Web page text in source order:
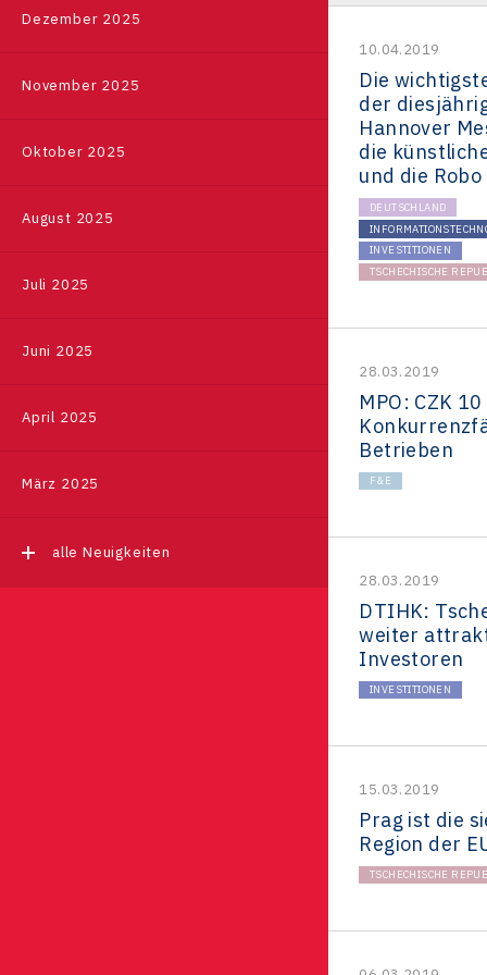
Referenzen
Deutschland
Dezember 2025
November 2025
Oktober 2025
August 2025
Juli 2025
Juni 2025
April 2025
März 2025
alle Neuigkeiten
10.04.2019
Die
der
Hannover
die
und die Robo
DEUTSCHLAND
INVESTITIONEN
TSCHECHISCHE
28.03.2019
MPO: CZK
Betrieben
F&E
28.03.2019
DTIHK:
weiter
Investoren
INVESTITIONEN
15.03.2019
Prag ist die
Region der
TSCHECHISCHE